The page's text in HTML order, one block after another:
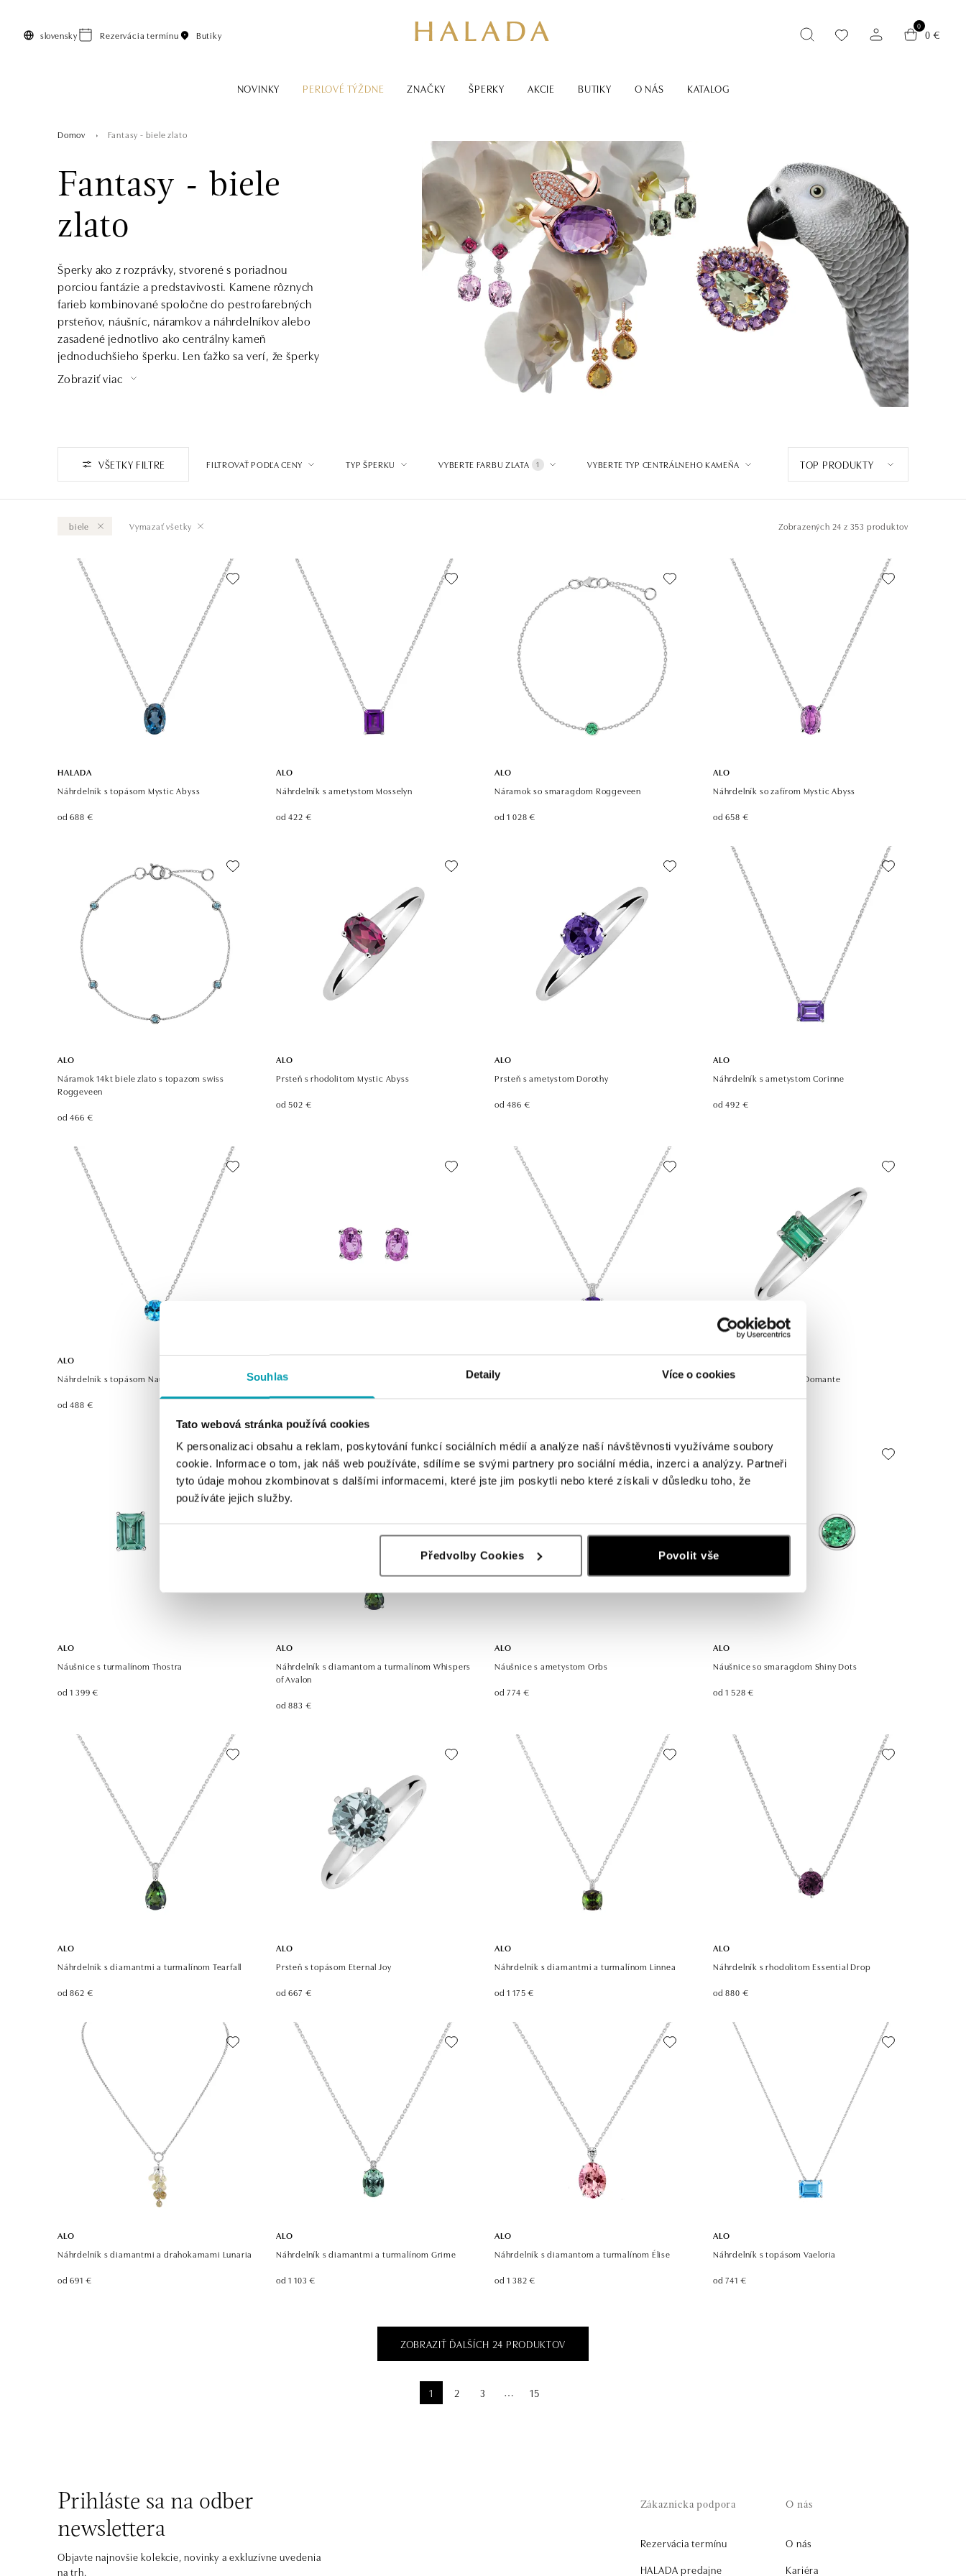
Souhlas Detaily Více o cookies
Tato webová stránka používá cookies
K personalizaci obsahu a reklam, poskytování funkcí sociálních médií a analýze naší návštěvnosti využíváme soubory
cookie. Informace o tom, jak náš web používáte, sdílíme se svými partnery pro sociální média, inzerci a analýzy. Partneři
tyto údaje mohou zkombinovat s dalšími informacemi, které jste jim poskytli nebo které získali v důsledku toho, že
používáte jejich služby.
Předvolby Cookies Povolit vše
slovensky Rezervácia termínu Butiky
0
0 €
NOVINKY PERLOVÉ TÝŽDNE ZNAČKY ŠPERKY AKCIE BUTIKY O NÁS KATALOG
Domov Fantasy - biele zlato
Fantasy - biele
zlato
Šperky ako z rozprávky, stvorené s poriadnou
porciou fantázie a predstavivosti. Kamene rôznych
farieb kombinované spoločne do pestrofarebných
prsteňov, náušníc, náramkov a náhrdelníkov alebo
zasadené jednotlivo ako centrálny kameň
jednoduchšieho šperku. Len ťažko sa verí, že šperky
nemajú žiadnu kúzelnú moc. Magický dizajn
Zobraziť viac
VŠETKY FILTRE FILTROVAŤ PODĽA CENY TYP ŠPERKU VYBERTE FARBU ZLATA 1 VYBERTE TYP CENTRÁLNEHO KAMEŇA TOP PRODUKTY
biele Vymazať všetky Zobrazených 24 z 353 produktov
HALADA
Náhrdelník s topásom Mystic Abyss
od 688 €
ALO
Náhrdelník s ametystom Mosselyn
od 422 €
ALO
Náramok so smaragdom Roggeveen
od 1 028 €
ALO
Náhrdelník so zafírom Mystic Abyss
od 658 €
ALO
Náramok 14kt biele zlato s topazom swiss
Roggeveen
od 466 €
ALO
Prsteň s rhodolitom Mystic Abyss
od 502 €
ALO
Prsteň s ametystom Dorothy
od 486 €
ALO
Náhrdelník s ametystom Corinne
od 492 €
ALO
Náhrdelník s topásom Nauticalia
od 488 €
Náušnice so zafírom Mystic Abyss
Náhrdelník s diamantmi a ametystom Seraphita
Prsteň so smaragdom Domante
ALO
Náušnice s turmalínom Thostra
od 1 399 €
ALO
Náhrdelník s diamantom a turmalínom Whispers
of Avalon
od 883 €
ALO
Náušnice s ametystom Orbs
od 774 €
ALO
Náušnice so smaragdom Shiny Dots
od 1 528 €
ALO
Náhrdelník s diamantmi a turmalínom Tearfall
od 862 €
ALO
Prsteň s topásom Eternal Joy
od 667 €
ALO
Náhrdelník s diamantmi a turmalínom Linnea
od 1 175 €
ALO
Náhrdelník s rhodolitom Essential Drop
od 880 €
ALO
Náhrdelník s diamantmi a drahokamami Lunaria
od 691 €
ALO
Náhrdelník s diamantmi a turmalínom Grime
od 1 103 €
ALO
Náhrdelník s diamantom a turmalínom Élise
od 1 382 €
ALO
Náhrdelník s topásom Vaeloria
od 741 €
ZOBRAZIŤ ĎALŠÍCH 24 PRODUKTOV
1 2 3 ⋯ 15
Prihláste sa na odber
newslettera
Objavte najnovšie kolekcie, novinky a exkluzívne uvedenia
na trh.
Zákaznícka podpora
Rezervácia termínu
HALADA predajne
O nás
O nás
Kariéra